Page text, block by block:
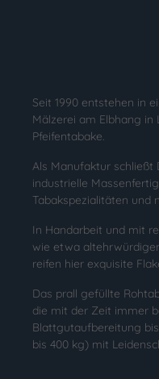
Seit 1990 entstehen in
Mälzerei am Elbhang
Pfeifentabake.
Als Manufaktur schließt
industrielle
Tabakspezialitäten und
In Handarbeit und mit
wie etwa
reifen hier exquisite
Das prall gefüllte
die mit der Zeit immer
Blattgutaufbereitung
bis 400 kg) mit